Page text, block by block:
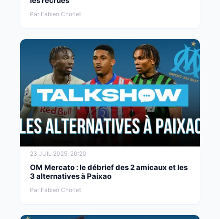
Par Fabien Chorlet
23 JUIL 2025, 20:20
OM Mercato : le débrief des 2 amicaux et les
3 alternatives à Paixao
Par Fabien Chorlet